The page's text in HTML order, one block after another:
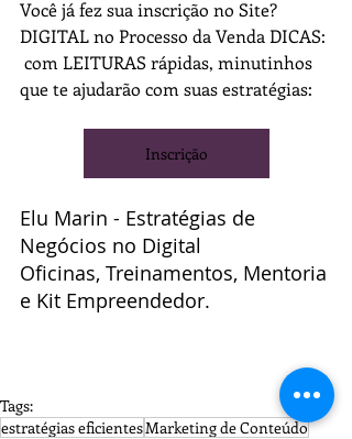
Você já fez sua inscrição no Site?
DIGITAL no Processo da Venda DICAS:
com LEITURAS rápidas, minutinhos
que te ajudarão com suas estratégias:
Inscrição
Elu Marin - Estratégias de
Negócios no Digital
Oficinas, Treinamentos, Mentoria
e Kit Empreendedor.
Tags:
estratégias eficientesMarketing de Conteúdo